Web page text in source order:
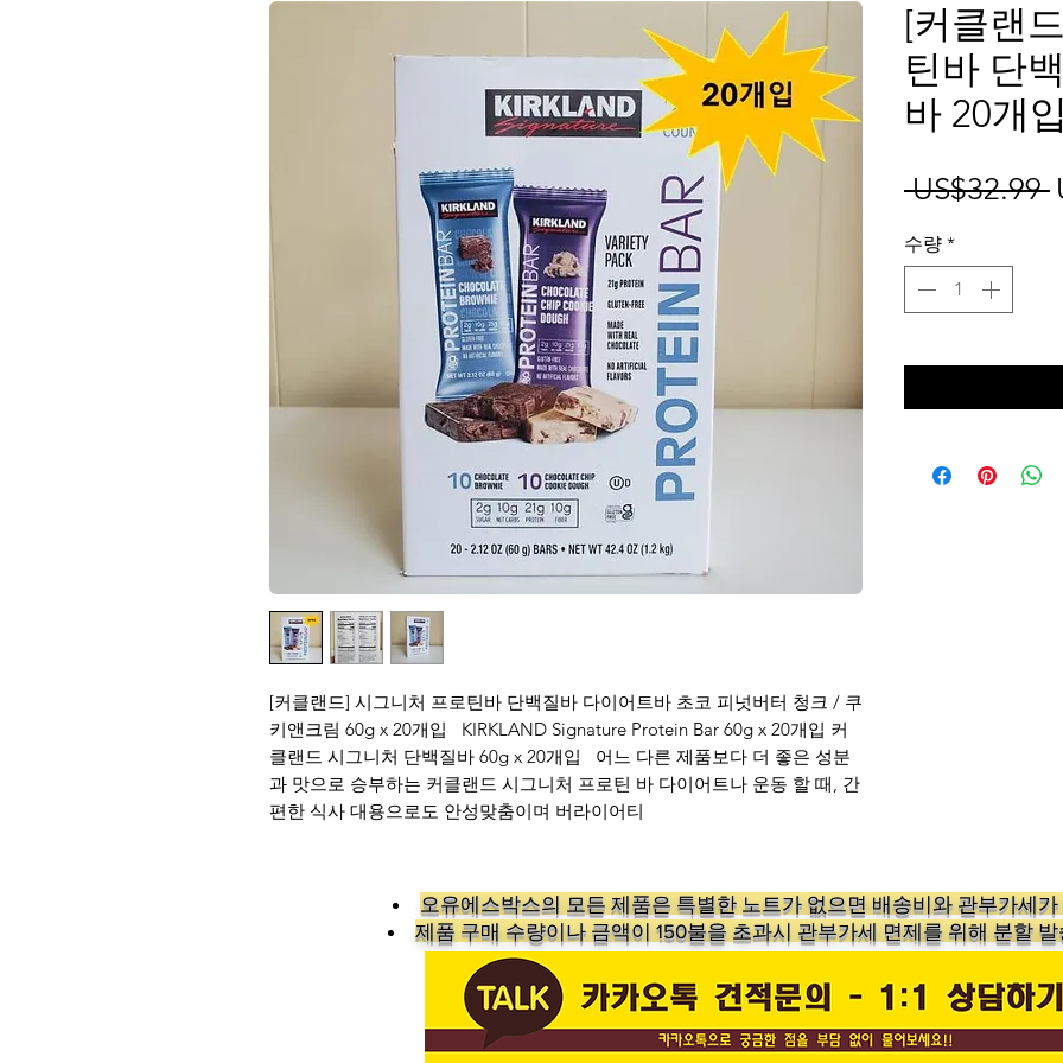
[커클랜드] 시그니처 프로틴바 단백질바 다이어트바 초코 피넛버터 청크 / 쿠
키앤크림 60g x 20개입 KIRKLAND Signature Protein Bar 60g x 20개입 커
클랜드 시그니처 단백질바 60g x 20개입 어느 다른 제품보다 더 좋은 성분
과 맛으로 승부하는 커클랜드 시그니처 프로틴 바 다이어트나 운동 할 때, 간
편한 식사 대용으로도 안성맞춤이며 버라이어티
[커클랜
틴바 단
바 20개
US$32.99
수량 *
오유에스박스의 ​모든 제품은 특별한 노트가 없으면 배송비와 관부가세
제품 구매 수량이나 금액이 150불을 초과시 관부가세 면제를 위해 분할